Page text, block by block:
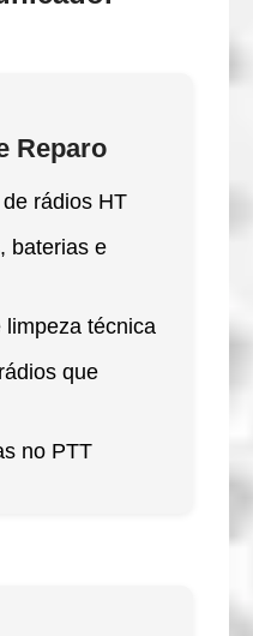
Reparo
rádios HT
baterias e
limpeza técnica
que
no PTT